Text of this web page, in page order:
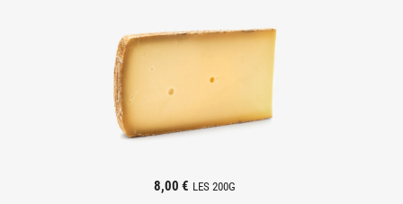
8,00 € LES 200G